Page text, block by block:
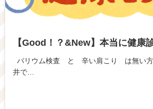
【Good！？&New】本当に健康
バリウム検査 と 辛い肩こり は無い方
井で…